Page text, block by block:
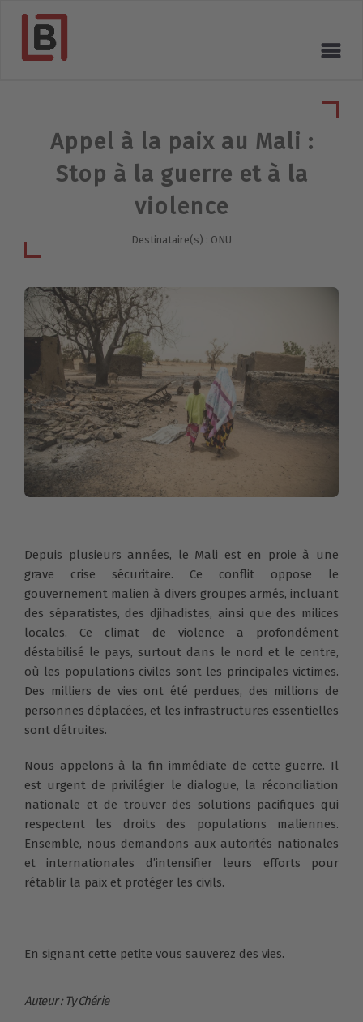
Appel à la paix au Mali :
Stop à la guerre et à la
violence
Destinataire(s) : ONU
Depuis plusieurs années, le Mali est en proie à une
grave crise sécuritaire. Ce conflit oppose le
gouvernement malien à divers groupes armés, incluant
des séparatistes, des djihadistes, ainsi que des milices
locales. Ce climat de violence a profondément
déstabilisé le pays, surtout dans le nord et le centre,
où les populations civiles sont les principales victimes.
Des milliers de vies ont été perdues, des millions de
personnes déplacées, et les infrastructures essentielles
sont détruites.
Nous appelons à la fin immédiate de cette guerre. Il
est urgent de privilégier le dialogue, la réconciliation
nationale et de trouver des solutions pacifiques qui
respectent les droits des populations maliennes.
Ensemble, nous demandons aux autorités nationales
et internationales d’intensifier leurs efforts pour
rétablir la paix et protéger les civils.
En signant cette petite vous sauverez des vies.
Auteur : Ty Chérie